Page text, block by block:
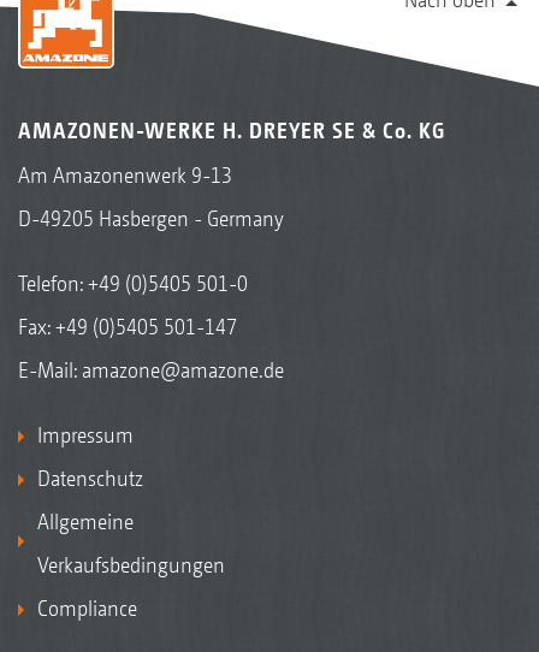
AMAZONEN-WERKE H. DREYER SE & Co. KG
Am Amazonenwerk 9-13
D-49205 Hasbergen - Germany
Telefon:+49 (0)5405 501-0
Fax: +49 (0)5405 501-147
E-Mail: amazone@amazone.de
Impressum
Datenschutz
Allgemeine
Verkaufsbedingungen
Compliance